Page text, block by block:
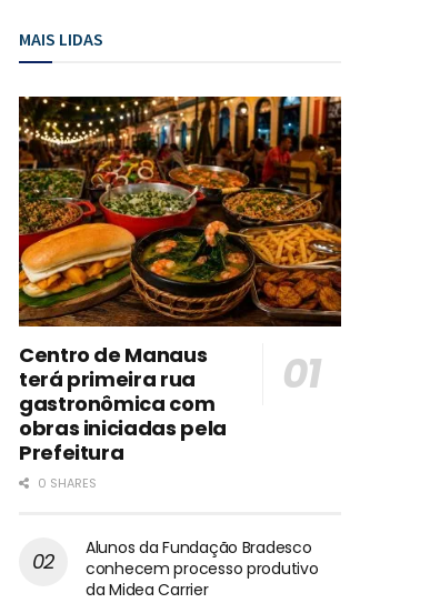
MAIS LIDAS
Centro de Manaus
terá primeira rua
gastronômica com
obras iniciadas pela
Prefeitura
0 SHARES
Alunos da Fundação Bradesco
conhecem processo produtivo
da Midea Carrier